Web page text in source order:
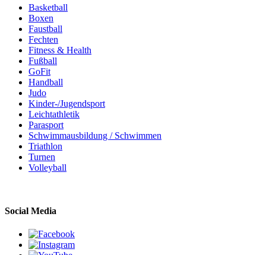
Basketball
Boxen
Faustball
Fechten
Fitness & Health
Fußball
GoFit
Handball
Judo
Kinder-/Jugendsport
Leichtathletik
Parasport
Schwimmausbildung / Schwimmen
Triathlon
Turnen
Volleyball
Social Media